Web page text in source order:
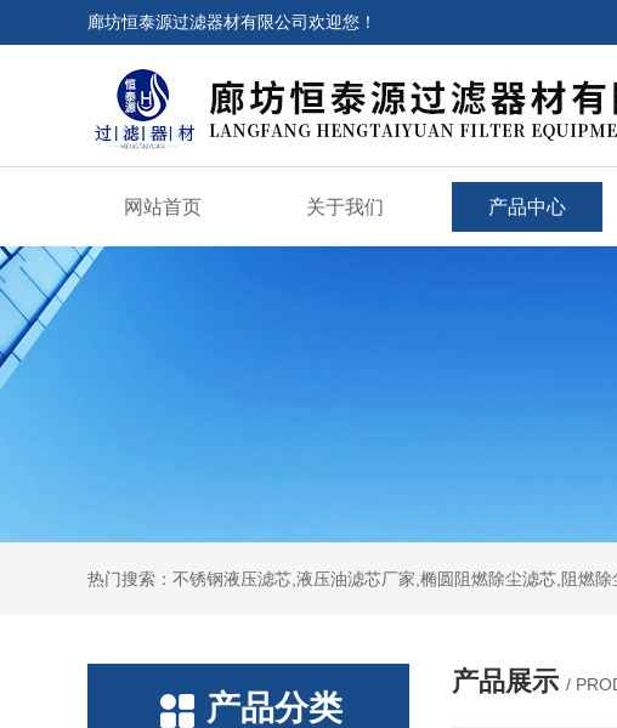
廊坊恒泰源过滤器材有限公司欢迎您！
网站首页 关于我们 产品中心
热门搜索：不锈钢液压滤芯,液压油滤芯厂家,椭圆阻燃除尘滤芯,阻燃
产品分类
产品展示 /